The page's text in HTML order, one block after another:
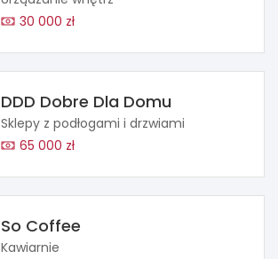
30 000 zł
DDD Dobre Dla Domu
Sklepy z podłogami i drzwiami
65 000 zł
So Coffee
Kawiarnie